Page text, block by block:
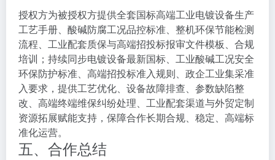
授权方为被授权方提供全套国标高端工业电镀设备生产
工艺手册、酸碱防腐工况品控标准、整机环保节能检测
流程、工业配套质保与高端招投标报审文件模板、合规
培训；持续同步电镀设备最新国标、工业酸碱工况安全
环保防护标准、高端招投标准入规则、政企工业集采准
入要求，提供工艺优化、设备故障排查、参数缺陷整
改、高端终端维保纠纷处理、工业配套渠道与外贸定制
资源拓展赋能支持，保障合作长期合规、稳定、高端标
准化运营。
五、合作总结